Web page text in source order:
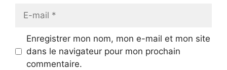
Enregistrer mon nom, mon e-mail et mon site
dans le navigateur pour mon prochain
commentaire.